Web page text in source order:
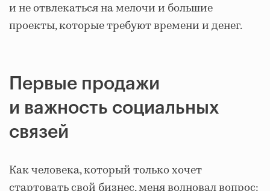
и не отвлекаться на мелочи и большие
проекты, которые требуют времени и денег.
Первые продажи
и важность социальных
связей
Как человека, который только хочет